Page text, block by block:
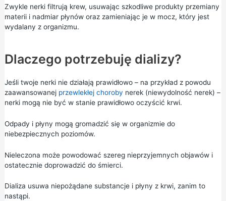
Zwykle nerki filtrują krew, usuwając szkodliwe produkty przemiany
materii i nadmiar płynów oraz zamieniając je w mocz, który jest
wydalany z organizmu.
Dlaczego potrzebuję dializy?
Jeśli twoje nerki nie działają prawidłowo – na przykład z powodu
zaawansowanej przewlekłej choroby nerek (niewydolność nerek) –
nerki mogą nie być w stanie prawidłowo oczyścić krwi.
Odpady i płyny mogą gromadzić się w organizmie do
niebezpiecznych poziomów.
Nieleczona może powodować szereg nieprzyjemnych objawów i
ostatecznie doprowadzić do śmierci.
Dializa usuwa niepożądane substancje i płyny z krwi, zanim to
nastąpi.